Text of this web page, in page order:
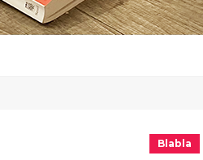
Blabla